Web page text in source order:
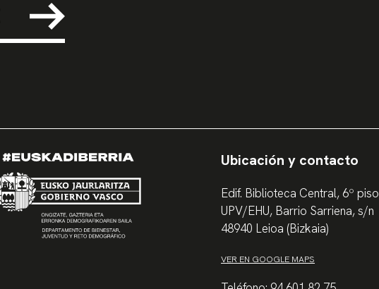
Ubicación y contacto
Edif. Biblioteca Central, 6º piso
UPV/EHU, Barrio Sarriena, s/n
48940 Leioa (Bizkaia)
VER EN GOOGLE MAPS